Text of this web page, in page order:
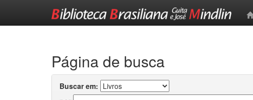
Página de busca
Buscar em: